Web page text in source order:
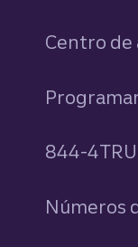
Centro de
844-
Números